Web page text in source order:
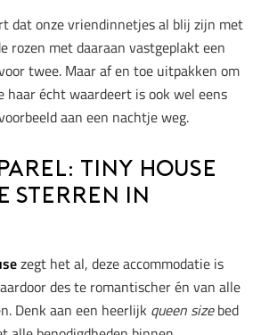
dat onze vriendinnetjes al blij zijn met
rozen met daaraan vastgeplakt een
twee. Maar af en toe uitpakken om
haar écht waardeert is ook wel eens
aan een nachtje weg.
Tiny House
sterren in
zegt het al, deze accommodatie is
des te romantischer én van alle
Denk aan een heerlijk queen sizebed